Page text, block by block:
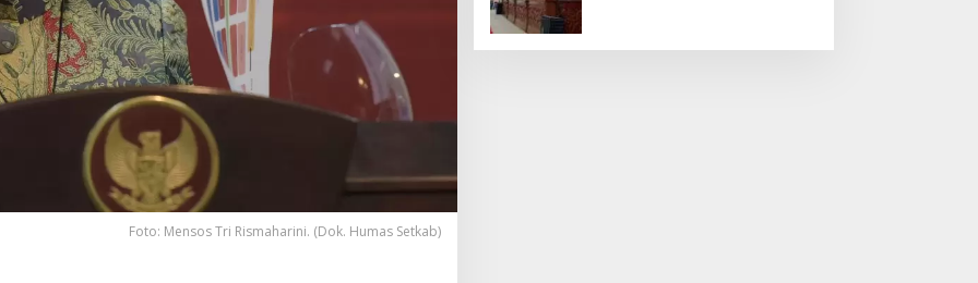
Foto: Mensos Tri Rismaharini. (Dok. Humas Setkab)